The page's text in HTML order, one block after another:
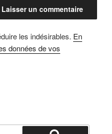
les indésirables. En
données de vos